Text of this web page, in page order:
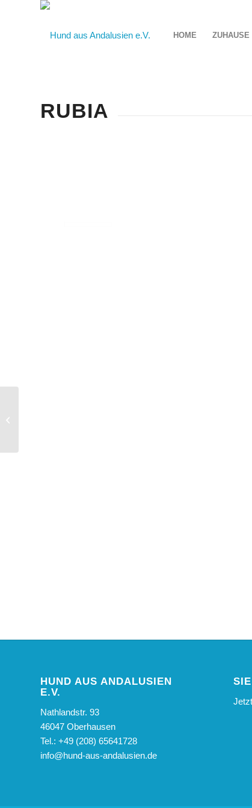
HOME ZUHAUSE
RUBIA
HUND AUS ANDALUSIEN
E.V.
Nathlandstr. 93
46047 Oberhausen
Tel.: +49 (208) 65641728
info@hund-aus-andalusien.de